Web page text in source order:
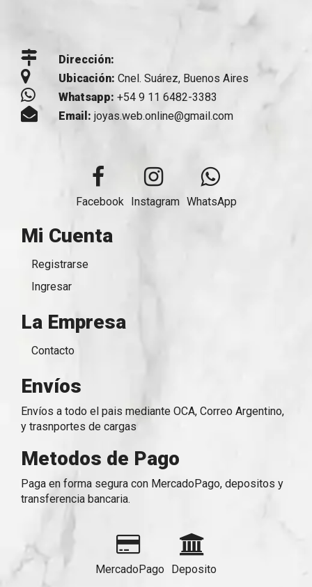
Dirección:
Ubicación: Cnel. Suárez, Buenos Aires
Whatsapp: +54 9 11 6482-3383
Email: joyas.web.online@gmail.com
Facebook Instagram WhatsApp
Mi Cuenta
Registrarse
Ingresar
La Empresa
Contacto
Envíos
Envíos a todo el pais mediante OCA, Correo Argentino,
y trasnportes de cargas
Metodos de Pago
Paga en forma segura con MercadoPago, depositos y
transferencia bancaria.
MercadoPago Deposito